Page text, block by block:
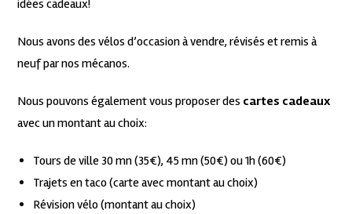
idées cadeaux!
Nous avons des vélos d’occasion à vendre, révisés et remis à
neuf par nos mécanos.
Nous pouvons également vous proposer des cartes cadeaux
avec un montant au choix:
Tours de ville 30 mn (35€), 45 mn (50€) ou 1h (60€)
Trajets en taco (carte avec montant au choix)
Révision vélo (montant au choix)